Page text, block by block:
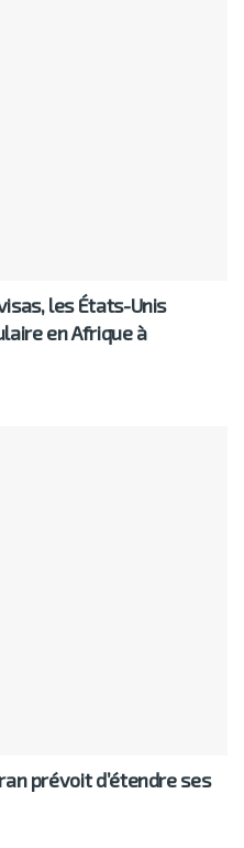
les États-Unis
en Afrique à
prévoit d’étendre ses